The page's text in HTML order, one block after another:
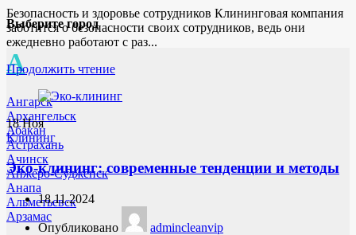
Выберите город
А
Ангарск
Архангельск
Абакан
Астрахань
Ачинск
Анжеро-Судженск
Анапа
Альметьевск
Арзамас
Безопасность и здоровье сотрудников Клининговая компания
заботится о безопасности своих сотрудников, ведь они
ежедневно работают с раз...
Продолжить чтение
18Ноя
Клининг
Эко-клининг: современные тенденции и методы
18.11.2024
Опубликовано
admincleanvip